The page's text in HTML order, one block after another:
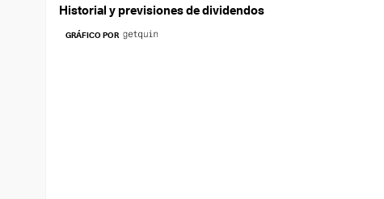
Historial y previsiones de dividendos
GRÁFICO POR